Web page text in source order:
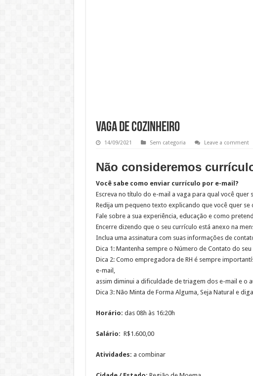
Vaga de Cozinheiro
14/09/2021 Sem categoria Leave a comment
Não consideremos
Você sabe como enviar currículo por e-mail?
Escreva no título do e-mail a vaga para qual você quer
Redija um pequeno texto explicando que você quer se
Fale sobre a sua experiência, educação e como
Encerre dizendo que o seu currículo está anexo na
Inclua uma assinatura com suas informações de
Dica 1: Mantenha sempre o Número de Contato do
Dica 2: Como empregadora de RH é sempre
e-mail,
assim diminui a dificuldade de triagem dos e-mail e o
Dica 3: Não Minta de Forma Alguma, Seja Natural e
Horário: das 08h às 16:20h
Salário: R$1.600,00
Atividades: a combinar